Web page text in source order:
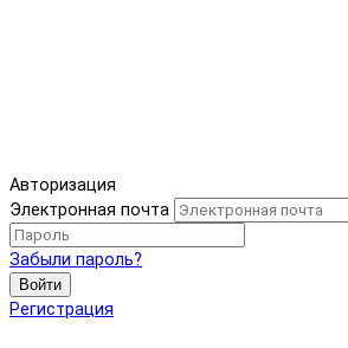
Авторизация
Электронная почта
Забыли пароль?
Войти
Регистрация